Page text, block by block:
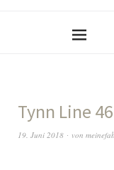
Tynn Line
19. Juni 2018 von